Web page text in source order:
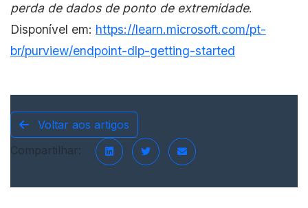
perda de dados de ponto de extremidade.
Disponível em: https://learn.microsoft.com/pt-
br/purview/endpoint-dlp-getting-started
Voltar aos artigos
Compartilhar: